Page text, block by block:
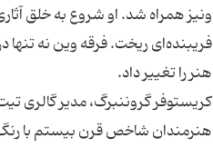
ونیز همراه شد. او شروع به خلق
فریبنده‌ای ریخت. فرقه وین نه تنها
کریستوفر گروننبرگ، مدیر گالری